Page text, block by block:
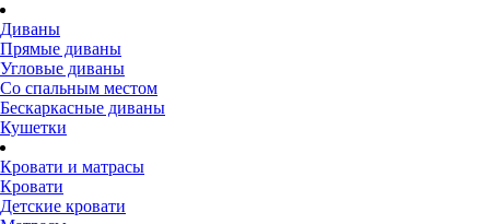
Диваны
Прямые диваны
Угловые диваны
Со спальным местом
Бескаркасные диваны
Кушетки
Кровати и матрасы
Кровати
Детские кровати